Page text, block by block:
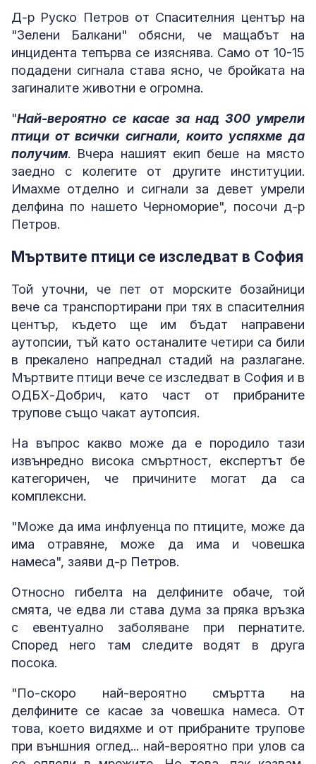
Д-р Руско Петров от Спасителния център на
"Зелени Балкани" обясни, че мащабът на
инцидента тепърва се изяснява. Само от 10-15
подадени сигнала става ясно, че бройката на
загиналите животни е огромна.
"Най-вероятно се касае за над 300 умрели
птици от всички сигнали, които успяхме да
получим. Вчера нашият екип беше на място
заедно с колегите от другите институции.
Имахме отделно и сигнали за девет умрели
делфина по нашето Черноморие", посочи д-р
Петров.
Мъртвите птици се изследват в София
Той уточни, че пет от морските бозайници
вече са транспортирани при тях в спасителния
център, където ще им бъдат направени
аутопсии, тъй като останалите четири са били
в прекалено напреднал стадий на разлагане.
Мъртвите птици вече се изследват в София и в
ОДБХ-Добрич, като част от прибраните
трупове също чакат аутопсия.
На въпрос какво може да е породило тази
извънредно висока смъртност, експертът бе
категоричен, че причините могат да са
комплексни.
"Може да има инфлуенца по птиците, може да
има отравяне, може да има и човешка
намеса", заяви д-р Петров.
Относно гибелта на делфините обаче, той
смята, че едва ли става дума за пряка връзка
с евентуално заболяване при пернатите.
Според него там следите водят в друга
посока.
"По-скоро най-вероятно смъртта на
делфините се касае за човешка намеса. От
това, което видяхме и от прибраните трупове
при външния оглед... най-вероятно при улов са